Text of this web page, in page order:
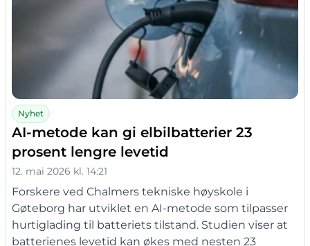
Nyhet
AI-metode kan gi elbilbatterier 23
prosent lengre levetid
12. mai 2026 kl. 14:21
Forskere ved Chalmers tekniske høyskole i
Gøteborg har utviklet en AI-metode som tilpasser
hurtiglading til batteriets tilstand. Studien viser at
batterienes levetid kan økes med nesten 23